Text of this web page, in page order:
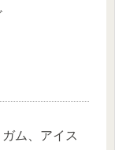
ム、アイス